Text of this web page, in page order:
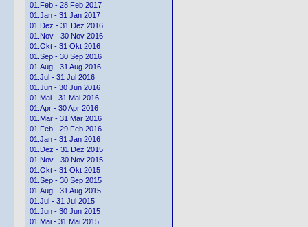
01.Feb - 28 Feb 2017
01.Jan - 31 Jan 2017
01.Dez - 31 Dez 2016
01.Nov - 30 Nov 2016
01.Okt - 31 Okt 2016
01.Sep - 30 Sep 2016
01.Aug - 31 Aug 2016
01.Jul - 31 Jul 2016
01.Jun - 30 Jun 2016
01.Mai - 31 Mai 2016
01.Apr - 30 Apr 2016
01.Mär - 31 Mär 2016
01.Feb - 29 Feb 2016
01.Jan - 31 Jan 2016
01.Dez - 31 Dez 2015
01.Nov - 30 Nov 2015
01.Okt - 31 Okt 2015
01.Sep - 30 Sep 2015
01.Aug - 31 Aug 2015
01.Jul - 31 Jul 2015
01.Jun - 30 Jun 2015
01.Mai - 31 Mai 2015